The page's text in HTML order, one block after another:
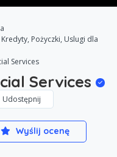
Pożyczki, Uslugi dla
Services
Services
Udostępnij
Wyślij ocenę